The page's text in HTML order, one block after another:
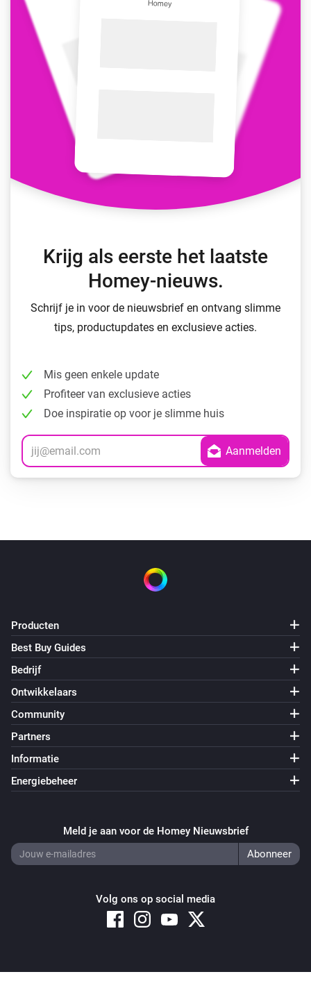
Krijg als eerste het laatste
Homey-nieuws.
Schrijf je in voor de nieuwsbrief en ontvang slimme
tips, productupdates en exclusieve acties.
Mis geen enkele update
Profiteer van exclusieve acties
Doe inspiratie op voor je slimme huis
Producten
Best Buy Guides
Bedrijf
Ontwikkelaars
Community
Partners
Informatie
Energiebeheer
Meld je aan voor de Homey Nieuwsbrief
Volg ons op social media